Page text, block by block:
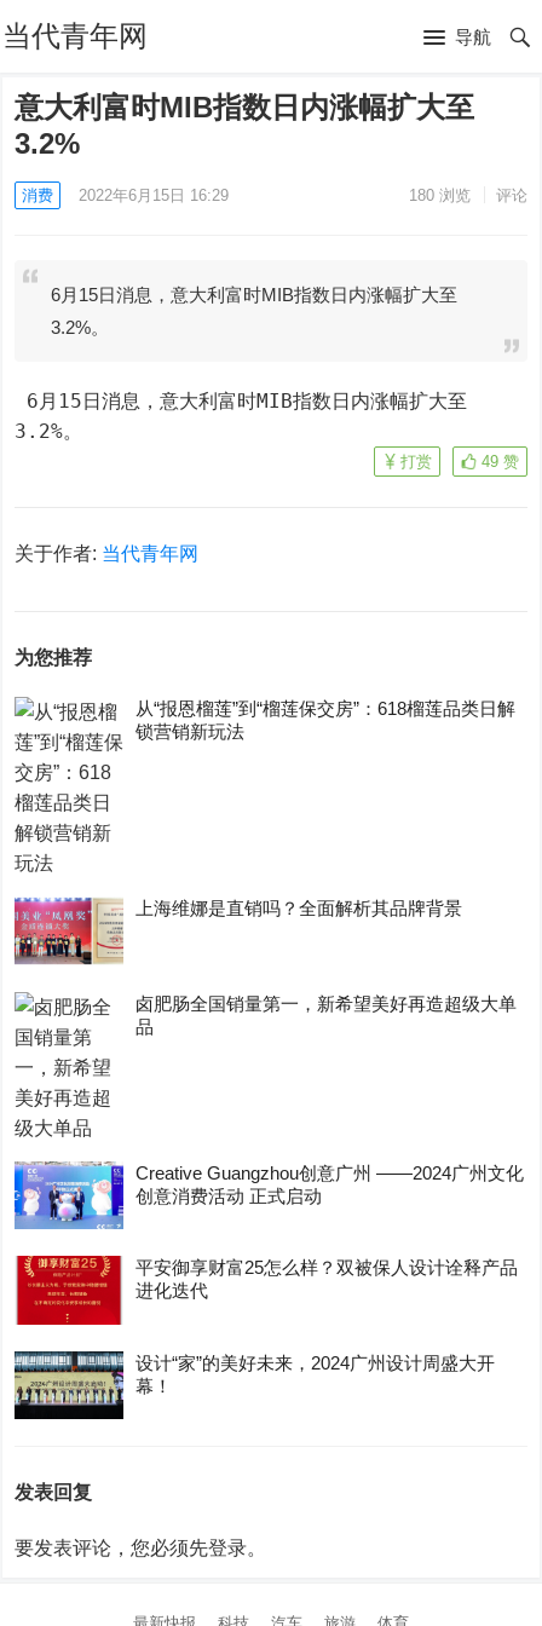
当代青年网 导航
意大利富时MIB指数日内涨幅扩大至
3.2%
消费 2022年6月15日 16:29 180浏览 评论
6月15日消息，意大利富时MIB指数日内涨幅扩大至
3.2%。
3.2%。
49 赞
打赏
关于作者: 当代青年网
为您推荐
从“报恩榴莲”到“榴莲保交房”：618榴莲品类日解
锁营销新玩法
上海维娜是直销吗？全面解析其品牌背景
卤肥肠全国销量第一，新希望美好再造超级大单
品
Creative Guangzhou创意广州 ——2024广州文化
创意消费活动 正式启动
平安御享财富25怎么样？双被保人设计诠释产品
进化迭代
设计“家”的美好未来，2024广州设计周盛大开
幕！
发表回复
要发表评论，您必须先登录。